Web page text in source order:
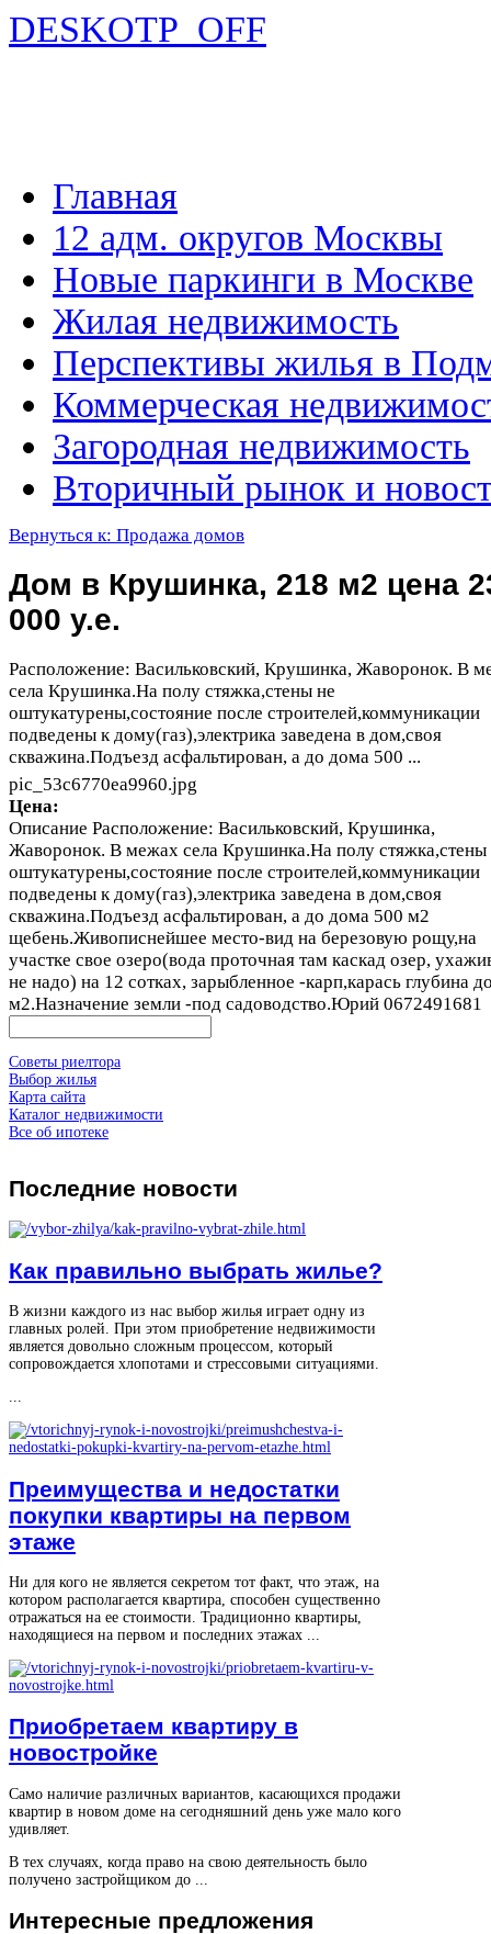
DESKOTP_OFF
Главная
12 адм. округов Москвы
Новые паркинги в Москве
Жилая недвижимость
Перспективы жилья в
Коммерческая
Загородная недвижимость
Вторичный рынок и
Вернуться к: Продажа домов
Дом в Крушинка, 218 м2 цена
000 у.е.
Расположение: Васильковский, Крушинка, Жаворонок. В
села Крушинка.На полу стяжка,стены не
оштукатурены,состояние после строителей,коммуникации
подведены к дому(газ),электрика заведена в дом,своя
скважина.Подъезд асфальтирован, а до дома 500 ...
pic_53c6770ea9960.jpg
Цена:
Описание Расположение: Васильковский, Крушинка,
Жаворонок. В межах села Крушинка.На полу стяжка,стены
оштукатурены,состояние после строителей,коммуникации
подведены к дому(газ),электрика заведена в дом,своя
скважина.Подъезд асфальтирован, а до дома 500 м2
щебень.Живописнейшее место-вид на березовую рощу,на
участке свое озеро(вода проточная там каскад озер,
не надо) на 12 сотках, зарыбленное -карп,карась глубина
м2.Назначение земли -под садоводство.Юрий 0672491681
Советы риелтора
Выбор жилья
Карта сайта
Каталог недвижимости
Все об ипотеке
Последние новости
Как правильно выбрать жилье?
В жизни каждого из нас выбор жилья играет одну из
главных ролей. При этом приобретение недвижимости
является довольно сложным процессом, который
сопровождается хлопотами и стрессовыми ситуациями.
...
Преимущества и недостатки
покупки квартиры на первом
этаже
Ни для кого не является секретом тот факт, что этаж, на
котором располагается квартира, способен существенно
отражаться на ее стоимости. Традиционно квартиры,
находящиеся на первом и последних этажах ...
Приобретаем квартиру в
новостройке
Само наличие различных вариантов, касающихся продажи
квартир в новом доме на сегодняшний день уже мало кого
удивляет.
В тех случаях, когда право на свою деятельность было
получено застройщиком до ...
Интересные предложения